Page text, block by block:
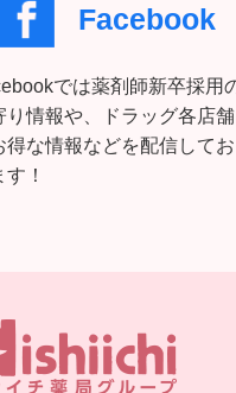
Facebook
では薬剤師新卒採用
り情報や、ドラッグ各店舗
得な情報などを配信してお
す！